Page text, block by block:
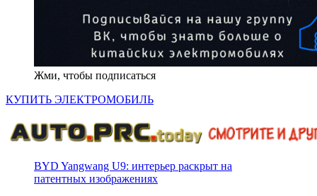
Жми, чтобы подписаться
КУПИТЬ ЭЛЕКТРОМОБИЛЬ
BYD Yangwang U9: интерьер раскрыт на
патентных изображениях